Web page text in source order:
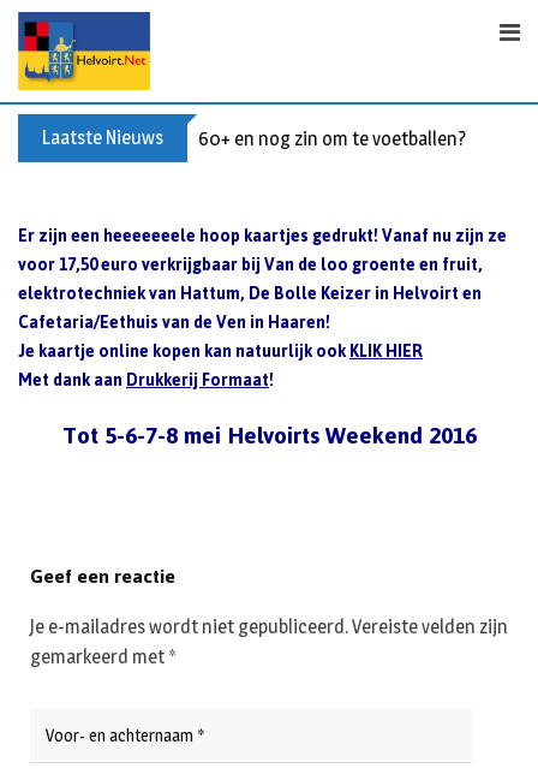
p
Laatste Nieuws 60+ en nog zin om te voetballen? Kom
Er zijn een heeeeeeele hoop kaartjes gedrukt! Vanaf nu zijn ze
voor 17,50 euro verkrijgbaar bij Van de loo groente en fruit,
elektrotechniek van Hattum, De Bolle Keizer in Helvoirt en
Cafetaria/Eethuis van de Ven in Haaren!
Je kaartje online kopen kan natuurlijk ookKLIK HIER
Met dank aanDrukkerij Formaat!
Tot 5-6-7-8 mei ‪Helvoirts Weekend 2016
Geef een reactie
Je e-mailadres wordt niet gepubliceerd.Vereiste velden zijn
gemarkeerd met *